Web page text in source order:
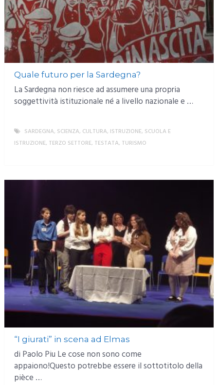
Quale futuro per la Sardegna?
La Sardegna non riesce ad assumere una propria
soggettività istituzionale né a livello nazionale e …
SARDEGNA, SCIENZA, CULTURA, ISTRUZIONE, SCUOLA E
ISTRUZIONE, TERZO SETTORE, TESTATA, TURISMO
“I giurati” in scena ad Elmas
di Paolo Piu Le cose non sono come
appaiono!Questo potrebbe essere il sottotitolo della
pièce …